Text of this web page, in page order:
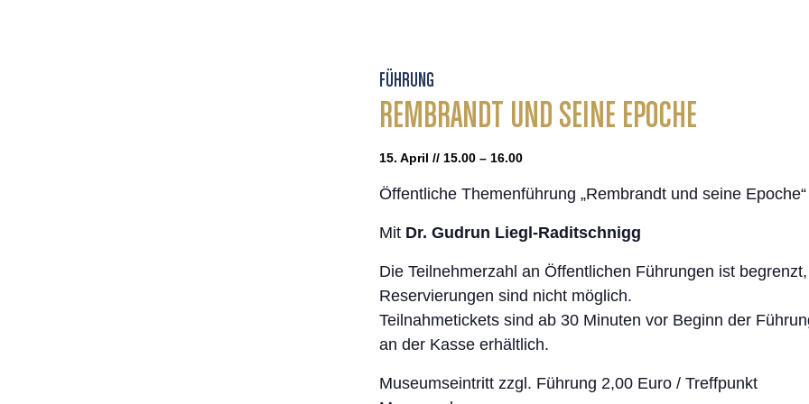
FÜHRUNG
REMBRANDT UND SEINE EPOCHE
15. April // 15.00 – 16.00
Öffentliche Themenführung „Rembrandt und seine Epoche“
Mit Dr. Gudrun Liegl-Raditschnigg
Die Teilnehmerzahl an Öffentlichen Führungen ist begrenzt,
Reservierungen sind nicht möglich.
Teilnahmetickets sind ab 30 Minuten vor Beginn der
an der Kasse erhältlich.
Museumseintritt zzgl. Führung 2,00 Euro / Treffpunkt